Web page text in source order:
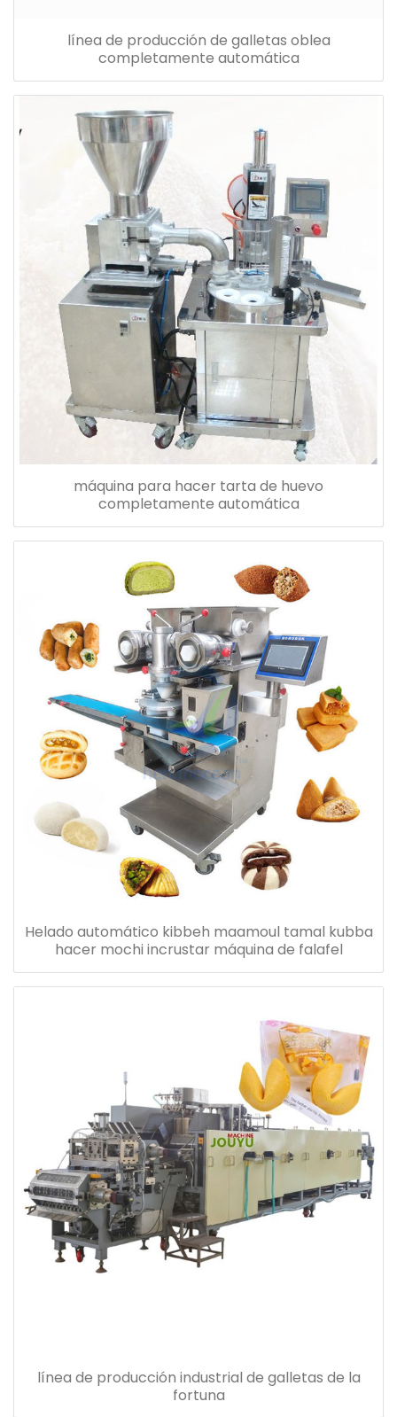
línea de producción de galletas oblea
completamente automática
máquina para hacer tarta de huevo
completamente automática
Helado automático kibbeh maamoul tamal kubba
hacer mochi incrustar máquina de falafel
línea de producción industrial de galletas de la
fortuna